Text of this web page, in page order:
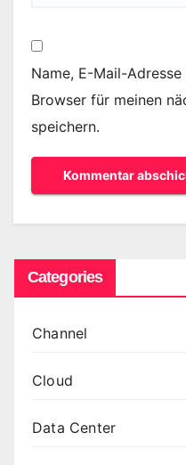
Name, E-Mail-
Browser für meinen
speichern.
Categories
Channel
Cloud
Data Center